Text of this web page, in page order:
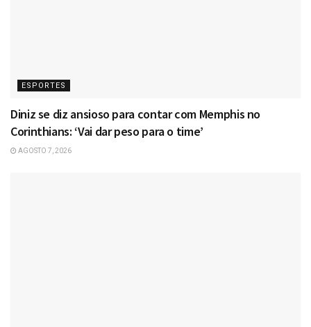
ESPORTES
Diniz se diz ansioso para contar com Memphis no
Corinthians: ‘Vai dar peso para o time’
AGOSTO 7, 2026